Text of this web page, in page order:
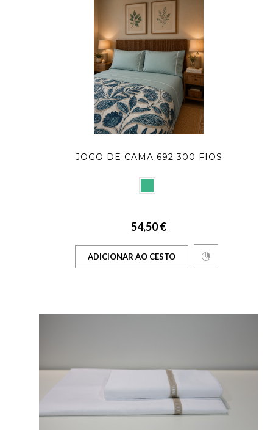
JOGO DE CAMA 692 300 FIOS
54,50 €
ADICIONAR AO CESTO